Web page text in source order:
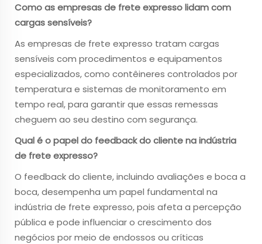
Como as empresas de frete expresso lidam com
cargas sensíveis?
As empresas de frete expresso tratam cargas
sensíveis com procedimentos e equipamentos
especializados, como contêineres controlados por
temperatura e sistemas de monitoramento em
tempo real, para garantir que essas remessas
cheguem ao seu destino com segurança.
Qual é o papel do feedback do cliente na indústria
de frete expresso?
O feedback do cliente, incluindo avaliações e boca a
boca, desempenha um papel fundamental na
indústria de frete expresso, pois afeta a percepção
pública e pode influenciar o crescimento dos
negócios por meio de endossos ou críticas